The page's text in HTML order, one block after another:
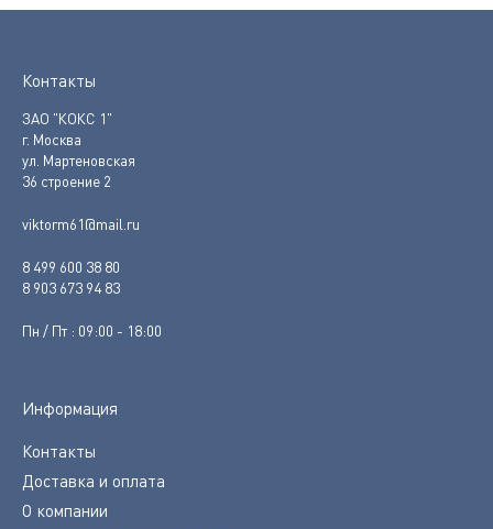
Контакты
ЗАО "КОКС 1"
г. Москва
ул. Мартеновская
36 строение 2
viktorm61@mail.ru
8 499 600 38 80
8 903 673 94 83
Пн / Пт : 09:00 - 18:00
Информация
Контакты
Доставка и оплата
О компании